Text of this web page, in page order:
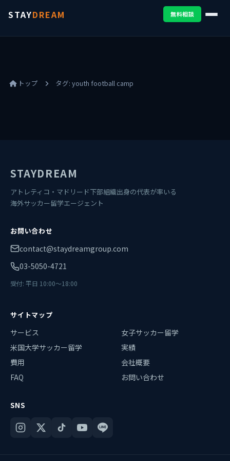
STAYDREAM 無料相談
トップ タグ: youth football camp
STAYDREAM
アトレティコ・マドリード下部組織出身の代表が率いる
海外サッカー留学エージェント
お問い合わせ
contact@staydreamgroup.com
03-5050-4721
受付: 平日 10:00〜18:00
サイトマップ
サービス
女子サッカー留学
米国大学サッカー留学
実績
費用
会社概要
FAQ
お問い合わせ
SNS